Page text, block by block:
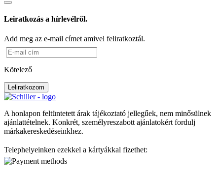
Leiratkozás a hírlevélről.
Add meg az e-mail címet amivel feliratkoztál.
Kötelező
Leliratkozom
A honlapon feltüntetett árak tájékoztató jellegűek, nem minősülnek
ajánlattételnek. Konkrét, személyreszabott ajánlatokért fordulj
márkakereskedéseinkhez.
Telephelyeinken ezekkel a kártyákkal fizethet: